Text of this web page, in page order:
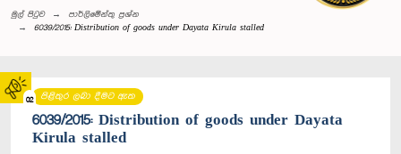
02
මුල් පිටුව
පාර්ලි‌මේන්තු‌ ප්‍රශ්න
6039/2015: Distribution of goods under Dayata Kirula stalled
පිළිතුර ලබා දීමට ඇත
6039/2015: Distribution of goods under Dayata
Kirula stalled